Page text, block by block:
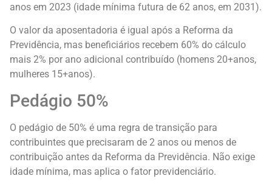
anos em 2023 (idade mínima futura de 62 anos, em 2031).
O valor da aposentadoria é igual após a Reforma da
Previdência, mas beneficiários recebem 60% do cálculo
mais 2% por ano adicional contribuído (homens 20+anos,
mulheres 15+anos).
Pedágio 50%
O pedágio de 50% é uma regra de transição para
contribuintes que precisaram de 2 anos ou menos de
contribuição antes da Reforma da Previdência. Não exige
idade mínima, mas aplica o fator previdenciário.